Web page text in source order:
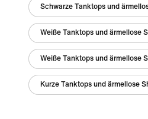
Schwarze Tanktops und
Weiße Tanktops und ärmellose
Weiße Tanktops und ärmellose
Kurze Tanktops und ärmellose